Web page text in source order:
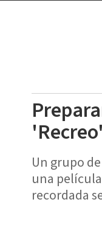
'Recreo'
Un grupo
una
recordada